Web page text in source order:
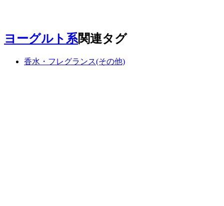
ヨーグルト系関連タグ
香水・フレグランス(その他)